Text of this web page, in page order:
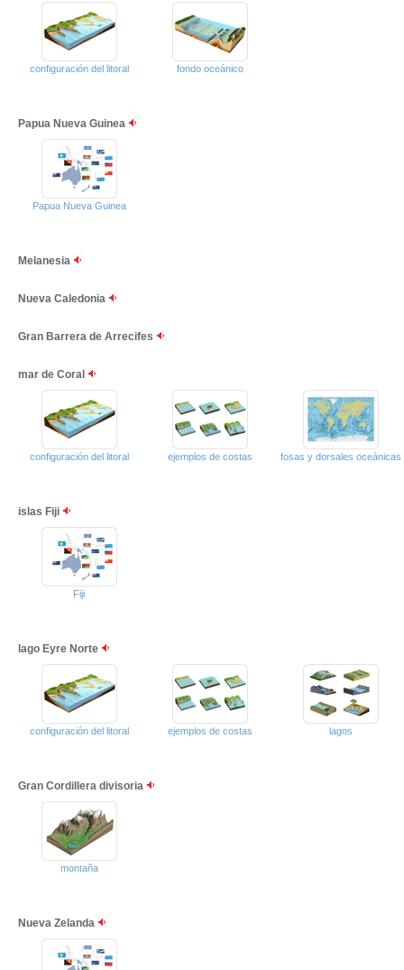
configuración del litoral fondo oceánico
Papua Nueva Guinea
Papua Nueva Guinea
Melanesia
Nueva Caledonia
Gran Barrera de Arrecifes
mar de Coral
configuración del litoral ejemplos de costas fosas y dorsales oceánicas
islas Fiji
Fiji
lago Eyre Norte
configuración del litoral ejemplos de costas lagos
Gran Cordillera divisoria
montaña
Nueva Zelanda